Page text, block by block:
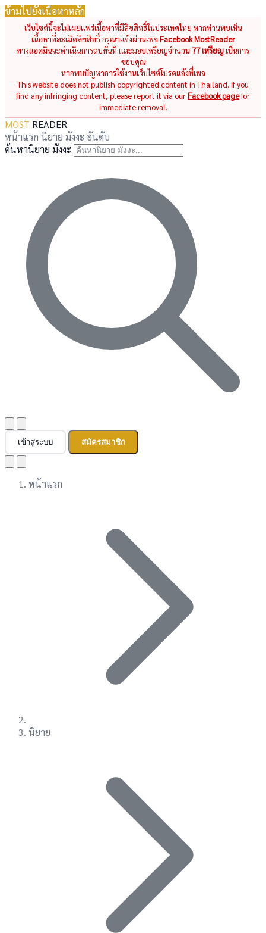
ข้ามไปยังเนื้อหาหลัก
เว็บไซต์นี้จะไม่เผยแพร่เนื้อหาที่มีลิขสิทธิ์ในประเทศไทย หากท่านพบเห็น
เนื้อหาที่ละเมิดลิขสิทธิ์ กรุณาแจ้งผ่านเพจ Facebook MostReader
ทางแอดมินจะดำเนินการลบทันที และมอบเหรียญจำนวน 77 เหรียญเป็นการ
ขอบคุณ
หากพบปัญหาการใช้งานเว็บไซต์โปรดแจ้งที่เพจ
This website does not publish copyrighted content in Thailand. If you
find any infringing content, please report it via ourFacebook pagefor
immediate removal.
MOST READER
หน้าแรก นิยาย มังงะ อันดับ
ค้นหานิยาย มังงะ
เข้าสู่ระบบ สมัครสมาชิก
หน้าแรก
นิยาย